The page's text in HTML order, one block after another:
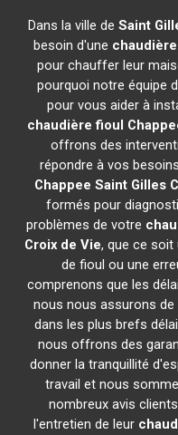
Dans la ville deSaint
besoin d'une
pour chauffer leur
pourquoi notre équipe
pour vous aider à
chaudière fioul
offrons des
répondre à vos
Chappee Saint Gilles
formés pour
problèmes de votre
Croix de Vie, que ce soit
de fioul ou une
comprenons que les
nous nous assurons de
dans les plus brefs
nous offrons des
donner la tranquillité
travail et nous
nombreux avis
l'entretien de leur